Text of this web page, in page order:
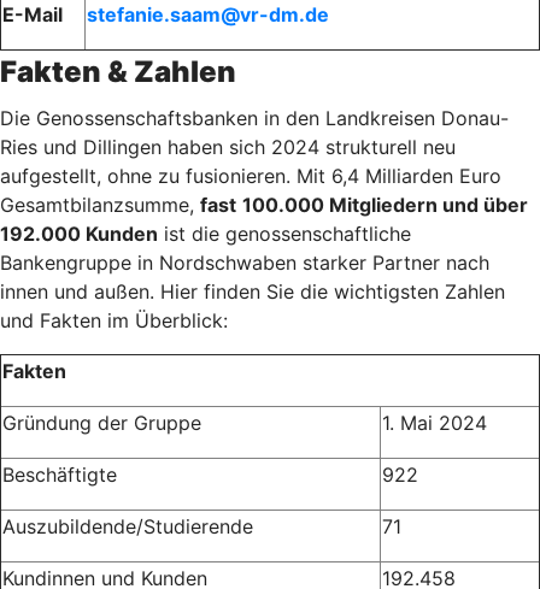
E-Mail stefanie.saam@vr-dm.de
Fakten & Zahlen
Die Genossenschaftsbanken in den Landkreisen Donau-
Ries und Dillingen haben sich 2024 strukturell neu
aufgestellt, ohne zu fusionieren. Mit 6,4 Milliarden Euro
Gesamtbilanzsumme, fast 100.000 Mitgliedern und über
192.000 Kunden ist die genossenschaftliche
Bankengruppe in Nordschwaben starker Partner nach
innen und außen. Hier finden Sie die wichtigsten Zahlen
und Fakten im Überblick:
Fakten
Gründung der Gruppe 1. Mai 2024
Beschäftigte 922
Auszubildende/Studierende 71
Kundinnen und Kunden 192.458